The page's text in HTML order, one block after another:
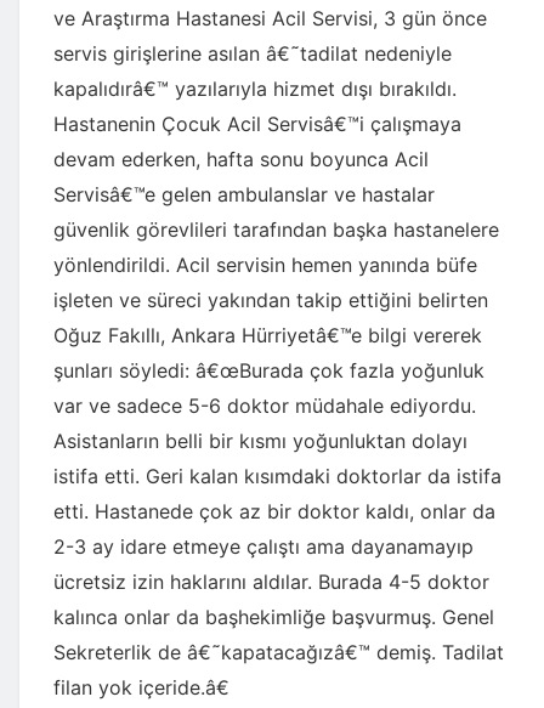
ve Araştırma Hastanesi Acil Servisi, 3 gün önce
servis girişlerine asılan â€˜tadilat nedeniyle
kapalıdırâ€™ yazılarıyla hizmet dışı bırakıldı.
Hastanenin Çocuk Acil Servisâ€™i çalışmaya
devam ederken, hafta sonu boyunca Acil
Servisâ€™e gelen ambulanslar ve hastalar
güvenlik görevlileri tarafından başka hastanelere
yönlendirildi. Acil servisin hemen yanında büfe
işleten ve süreci yakından takip ettiğini belirten
Oğuz Fakıllı, Ankara Hürriyetâ€™e bilgi vererek
şunları söyledi: â€œBurada çok fazla yoğunluk
var ve sadece 5-6 doktor müdahale ediyordu.
Asistanların belli bir kısmı yoğunluktan dolayı
istifa etti. Geri kalan kısımdaki doktorlar da istifa
etti. Hastanede çok az bir doktor kaldı, onlar da
2-3 ay idare etmeye çalıştı ama dayanamayıp
ücretsiz izin haklarını aldılar. Burada 4-5 doktor
kalınca onlar da başhekimliğe başvurmuş. Genel
Sekreterlik de â€˜kapatacağızâ€™ demiş. Tadilat
filan yok içeride.â€